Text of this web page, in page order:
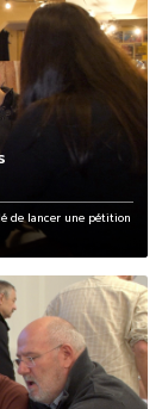
de lancer une pétition